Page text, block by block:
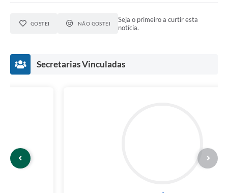
GOSTEI NÃO GOSTEI
Seja o primeiro a curtir esta
notícia.
Secretarias Vinculadas